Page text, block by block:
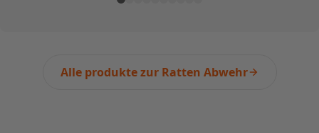
Alle produkte zur Ratten Abwehr